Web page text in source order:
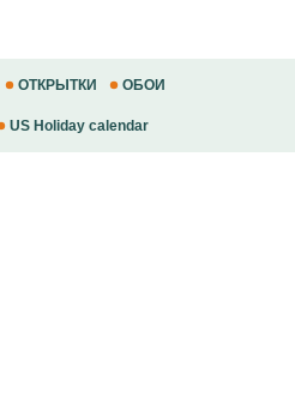
ОТКРЫТКИ ОБОИ
US Holiday calendar